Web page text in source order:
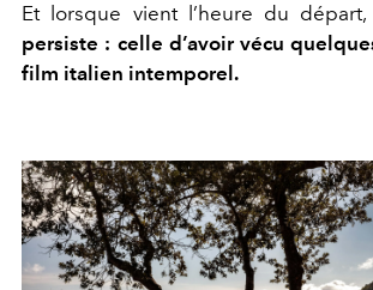
Et lorsque vient l’heure du départ,
persiste : celle d’avoir vécu
film italien intemporel.